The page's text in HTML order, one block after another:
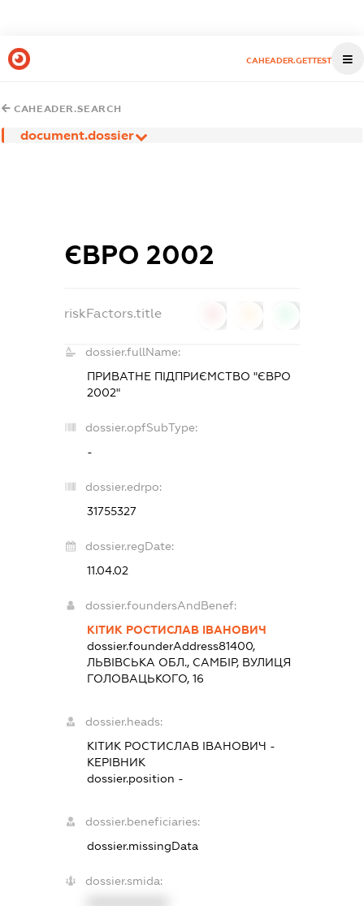
CAHEADER.GETTEST
CAHEADER.SEARCH
document.dossier
ЄВРО 2002
riskFactors.title
dossier.fullName:
ПРИВАТНЕ ПІДПРИЄМСТВО "ЄВРО
2002"
dossier.opfSubType:
-
dossier.edrpo:
31755327
dossier.regDate:
11.04.02
dossier.foundersAndBenef:
КІТИК РОСТИСЛАВ ІВАНОВИЧ
dossier.founderAddress81400,
ЛЬВІВСЬКА ОБЛ., САМБІР, ВУЛИЦЯ
ГОЛОВАЦЬКОГО, 16
dossier.heads:
КІТИК РОСТИСЛАВ ІВАНОВИЧ -
КЕРІВНИК
dossier.position -
dossier.beneficiaries:
dossier.missingData
dossier.smida: